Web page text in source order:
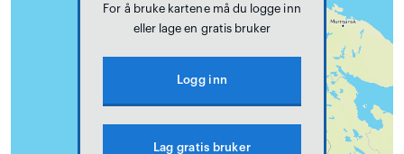
For å bruke kartene må du logge inn
eller lage en gratis bruker
Logg inn
Lag gratis bruker